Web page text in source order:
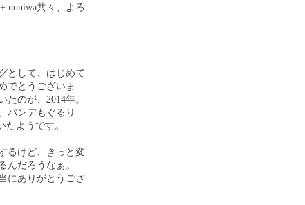
noniwa共々、よろ
として、はじめて
でとうございま
のが、2014年。
バンデもぐるり
たようです。
るけど、きっと変
んだろうなぁ。
にありがとうござ